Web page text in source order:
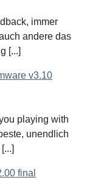
immer
andere das
[...]
v3.10
playing with
unendlich
final